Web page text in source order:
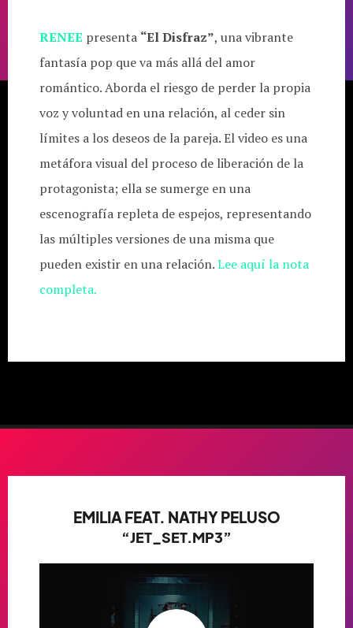
RENEE presenta “El Disfraz”, una vibrante
fantasía pop que va más allá del amor
romántico. Aborda el riesgo de perder la propia
voz y voluntad en una relación, al ceder sin
límites a los deseos de la pareja. El video es una
metáfora visual del proceso de liberación de la
protagonista; ella se sumerge en una
escenografía repleta de espejos, representando
las múltiples versiones de una misma que
pueden existir en una relación.Lee aquí la nota
completa.
EMILIA FEAT. NATHY PELUSO
“JET_SET.MP3”